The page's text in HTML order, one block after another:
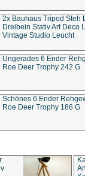
2x Bauhaus Tripod Steh
Dreibein Stativ Art Deco
Vintage Studio Leucht
Ungerades 6 Ender
Roe Deer Trophy 242 G
Schönes 6 Ender
Roe Deer Trophy 186 G